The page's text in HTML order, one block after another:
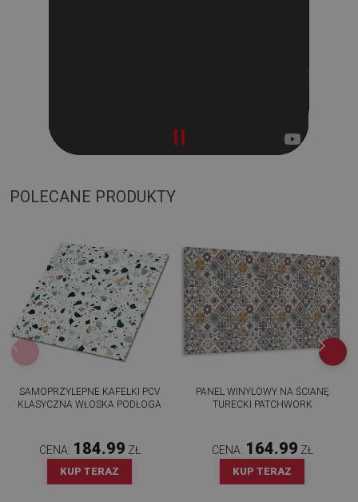
POLECANE PRODUKTY
SAMOPRZYLEPNE KAFELKI PCV
KLASYCZNA WŁOSKA PODŁOGA
CENA: 184.99 ZŁ
KUP TERAZ
PANEL WINYLOWY NA ŚCIANĘ
TURECKI PATCHWORK
CENA: 164.99 ZŁ
KUP TERAZ